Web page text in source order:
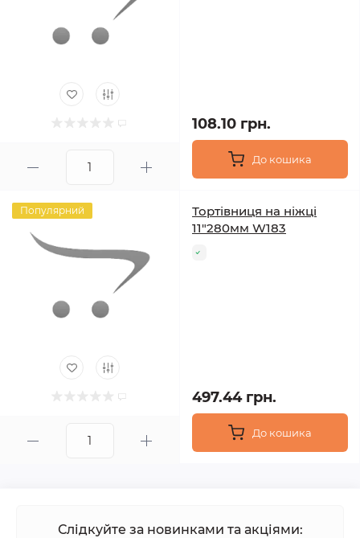
108.10 грн.
До кошика
Популярний
Тортівниця на ніжці
11"280мм W183
497.44 грн.
До кошика
Слідкуйте за новинками та акціями: